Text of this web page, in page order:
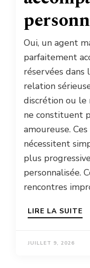
Oui, un agent
parfaitement
réservées dans
relation
discrétion ou le
ne constituent
amoureuse.
nécessitent
plus
personnalisée.
rencontres
LIRE LA SUITE
JUILLET 9, 2026